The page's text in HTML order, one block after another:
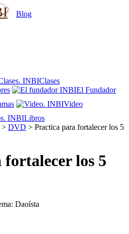
Blog
Clases
El Fundador
Video
Libros
> DVD > Practica para fortalecer los 5
los 5
Daoísta